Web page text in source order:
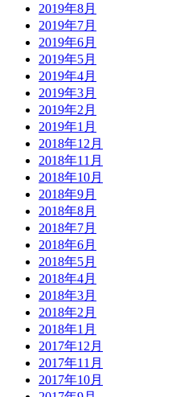
2019年8月
2019年7月
2019年6月
2019年5月
2019年4月
2019年3月
2019年2月
2019年1月
2018年12月
2018年11月
2018年10月
2018年9月
2018年8月
2018年7月
2018年6月
2018年5月
2018年4月
2018年3月
2018年2月
2018年1月
2017年12月
2017年11月
2017年10月